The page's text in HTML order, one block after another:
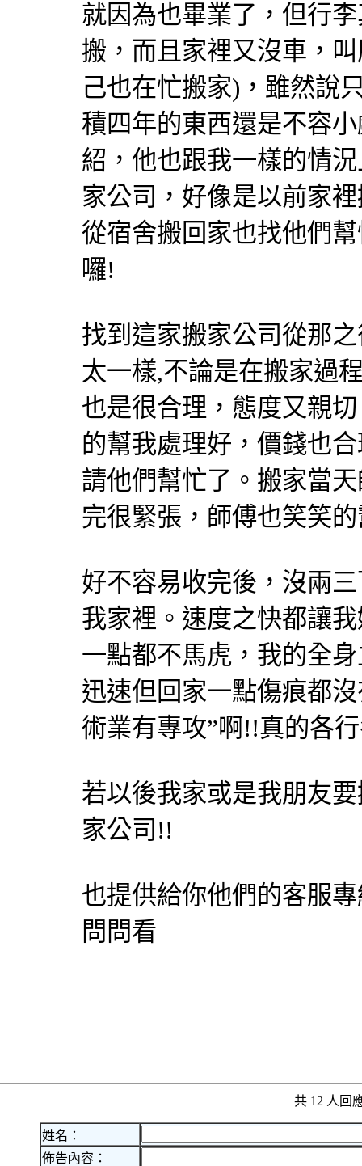
就因為也畢業了，但行
搬，而且家裡又沒車，
己也在忙搬家)，雖然說
積四年的東西還是不容
紹，他也跟我一樣的情
家公司，好像是以前家
從宿舍搬回家也找他們
囉!
找到這家搬家公司從那
太一樣,不論是在搬家過
也是很合理，態度又親
的幫我處理好，價錢也
請他們幫忙了。搬家當
完很緊張，師傅也笑笑
好不容易收完後，沒兩
我家裡。速度之快都讓
一點都不馬虎，我的全
迅速但回家一點傷痕都
術業有專攻”啊!!真的各
若以後我家或是我朋友
家公司!!
也提供給你他們的客服
問問看
共 12 人
姓名：
佈告內容：